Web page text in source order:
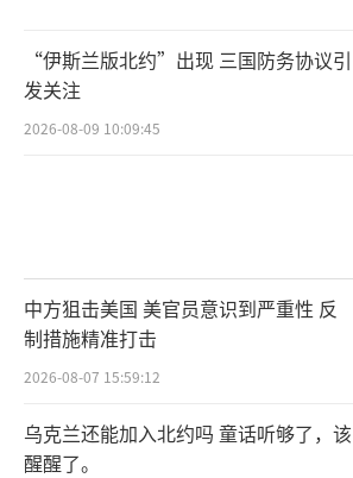
“伊斯兰版北约”出现 三国防务协议引
发关注
2026-08-09 10:09:45
中方狙击美国 美官员意识到严重性 反
制措施精准打击
2026-08-07 15:59:12
乌克兰还能加入北约吗 童话听够了，该
醒醒了。